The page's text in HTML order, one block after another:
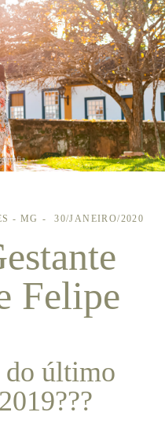
- MG 30/JANEIRO/2020
Felipe
do último